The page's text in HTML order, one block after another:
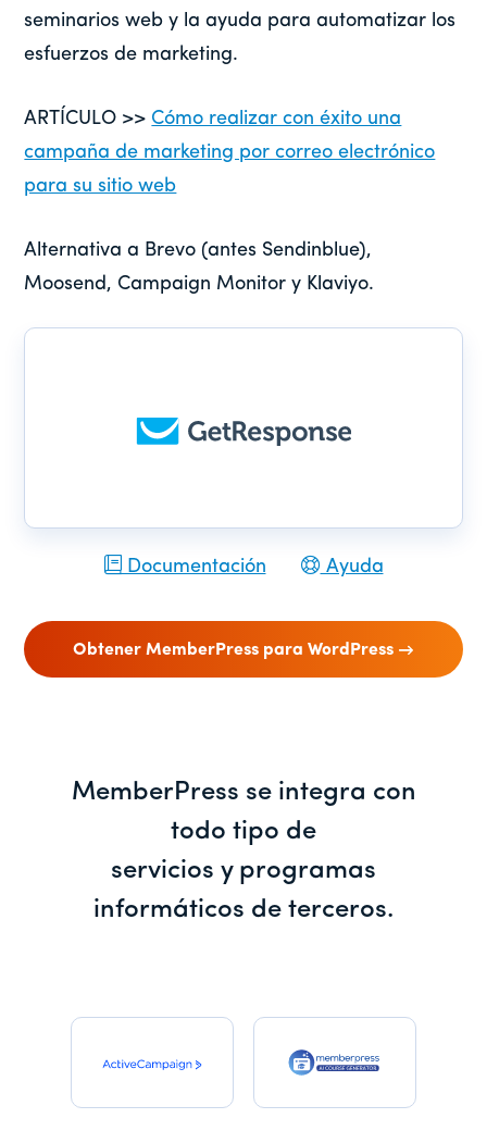
seminarios web y la ayuda para automatizar los
esfuerzos de marketing.
ARTÍCULO >> Cómo realizar con éxito una
campaña de marketing por correo electrónico
para su sitio web
Alternativa a Brevo (antes Sendinblue),
Moosend, Campaign Monitor y Klaviyo.
Documentación Ayuda
Obtener MemberPress para WordPress
MemberPress se integra con
todo tipo de
servicios y programas
informáticos de terceros.